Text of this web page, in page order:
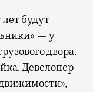
будут
— у
двора.
Девелопер